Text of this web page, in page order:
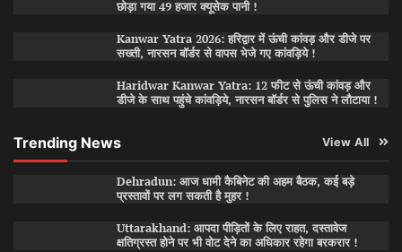
छोड़ा गया 49 हजार क्यूसेक पानी !
Kanwar Yatra 2026: हरिद्वार में ऊंची कांवड़ और डीजे पर
सख्ती, नारसन बॉर्डर से वापस भेजे गए कांवड़िये !
Haridwar Kanwar Yatra: 12 फीट से ऊंची कांवड़ और
डीजे के साथ पहुंचे कांवड़िये, नारसन बॉर्डर से पुलिस ने लौटाया !
Trending News View All
Dehradun: आज धामी कैबिनेट की अहम बैठक, कई बड़े
प्रस्तावों पर लग सकती है मुहर !
Uttarakhand: आपदा पीड़ितों के लिए राहत, दस्तावेज
क्षतिग्रस्त होने पर भी वोट देने का अधिकार रहेगा बरकरार !